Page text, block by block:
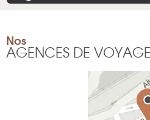
Nos
AGENCES DE VOYAGE